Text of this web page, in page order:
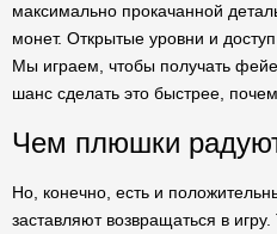
максимально прокачанной
монет. Открытые уровни и
Мы играем, чтобы получать
шанс сделать это быстрее,
Чем плюшки
Но, конечно, есть и
заставляют возвращаться в